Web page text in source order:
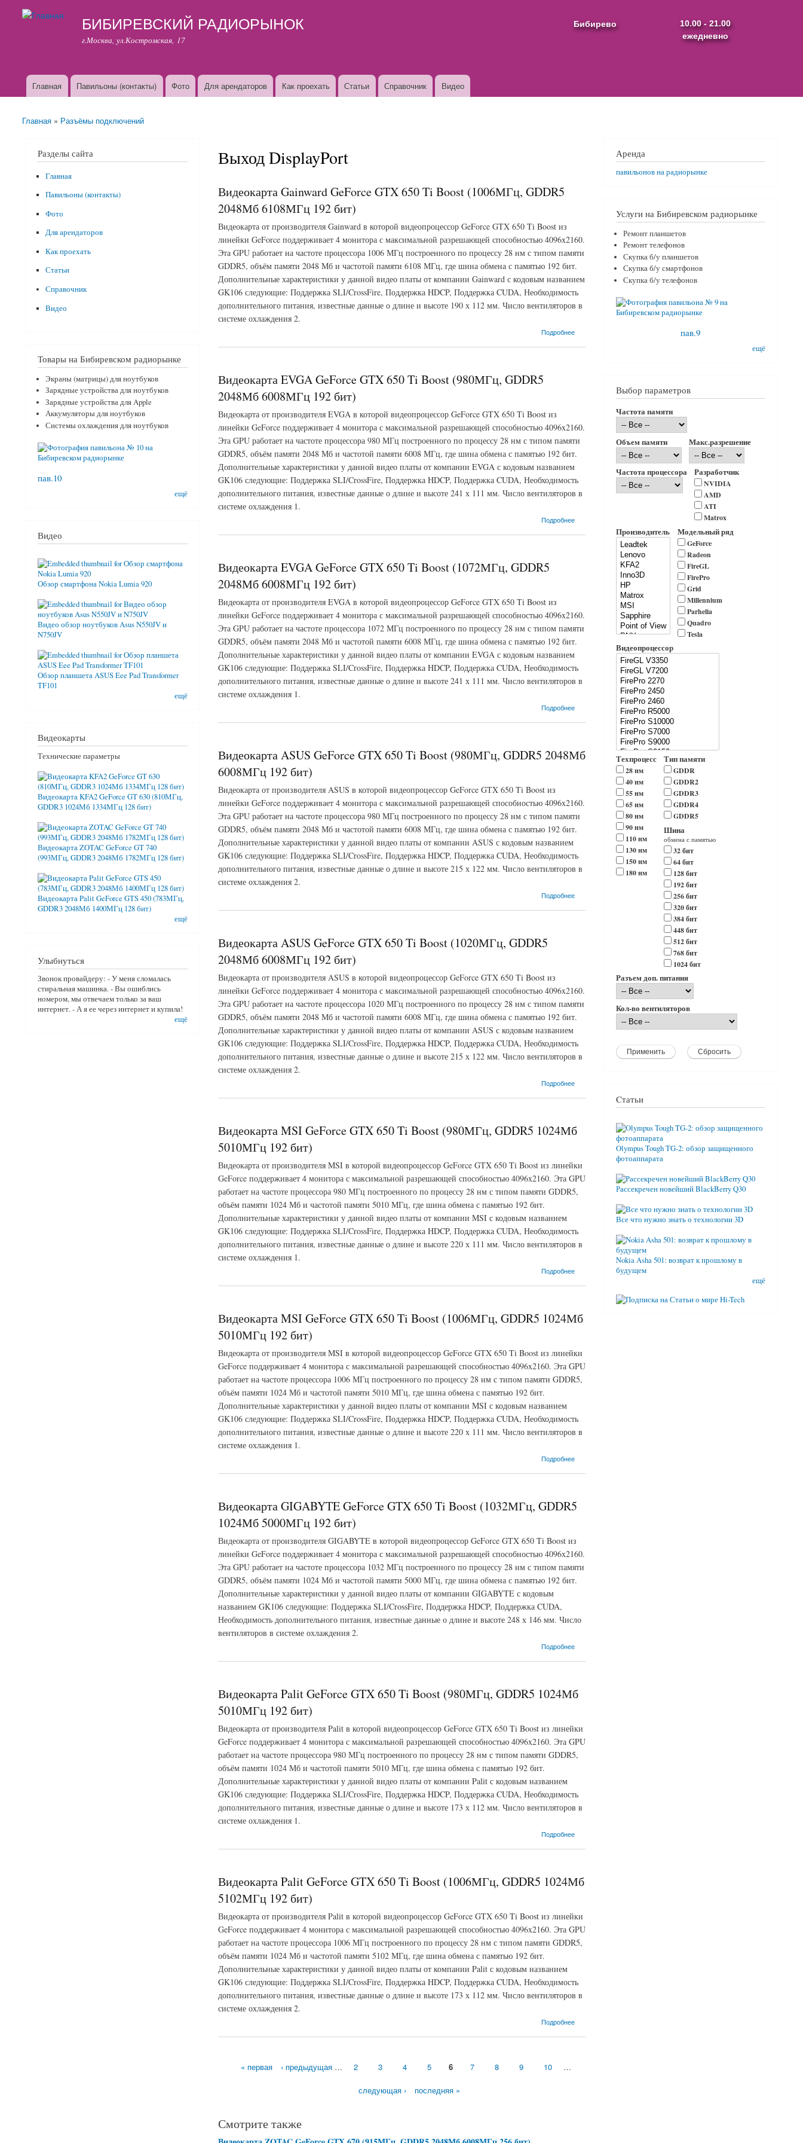
БИБИРЕВСКИЙ РАДИОРЫНОК
г.Москва, ул.Костромская, 17
Бибирево
10.00 - 21.00
ежедневно
Основные ссылки
Главная Павильоны (контакты) Фото Для арендаторов Как проехать Статьи Справочник Видео
Вы здесьГлавная » Разъёмы подключений
Выход DisplayPort
Видеокарта Gainward GeForce GTX 650 Ti Boost (1006МГц, GDDR5
2048Мб 6108МГц 192 бит)
Видеокарта от производителя Gainward в которой видеопроцессор GeForce GTX 650 Ti Boost из
линейки GeForce поддерживает 4 монитора с максимальной разрешающей способностью 4096x2160.
Эта GPU работает на частоте процессора 1006 МГц построенного по процессу 28 нм с типом памяти
GDDR5, объём памяти 2048 Мб и частотой памяти 6108 МГц, где шина обмена с памятью 192 бит.
Дополнительные характеристики у данной видео платы от компании Gainward с кодовым названием
GK106 следующие: Поддержка SLI/CrossFire, Поддержка HDCP, Поддержка CUDA, Необходимость
дополнительного питания, известные данные о длине и высоте 190 х 112 мм. Число вентиляторов в
системе охлаждения 2.
Подробнее
Видеокарта EVGA GeForce GTX 650 Ti Boost (980МГц, GDDR5
2048Мб 6008МГц 192 бит)
Видеокарта от производителя EVGA в которой видеопроцессор GeForce GTX 650 Ti Boost из
линейки GeForce поддерживает 4 монитора с максимальной разрешающей способностью 4096x2160.
Эта GPU работает на частоте процессора 980 МГц построенного по процессу 28 нм с типом памяти
GDDR5, объём памяти 2048 Мб и частотой памяти 6008 МГц, где шина обмена с памятью 192 бит.
Дополнительные характеристики у данной видео платы от компании EVGA с кодовым названием
GK106 следующие: Поддержка SLI/CrossFire, Поддержка HDCP, Поддержка CUDA, Необходимость
дополнительного питания, известные данные о длине и высоте 241 х 111 мм. Число вентиляторов в
системе охлаждения 1.
Подробнее
Видеокарта EVGA GeForce GTX 650 Ti Boost (1072МГц, GDDR5
2048Мб 6008МГц 192 бит)
Видеокарта от производителя EVGA в которой видеопроцессор GeForce GTX 650 Ti Boost из
линейки GeForce поддерживает 4 монитора с максимальной разрешающей способностью 4096x2160.
Эта GPU работает на частоте процессора 1072 МГц построенного по процессу 28 нм с типом памяти
GDDR5, объём памяти 2048 Мб и частотой памяти 6008 МГц, где шина обмена с памятью 192 бит.
Дополнительные характеристики у данной видео платы от компании EVGA с кодовым названием
GK106 следующие: Поддержка SLI/CrossFire, Поддержка HDCP, Поддержка CUDA, Необходимость
дополнительного питания, известные данные о длине и высоте 241 х 111 мм. Число вентиляторов в
системе охлаждения 1.
Подробнее
Видеокарта ASUS GeForce GTX 650 Ti Boost (980МГц, GDDR5 2048Мб
6008МГц 192 бит)
Видеокарта от производителя ASUS в которой видеопроцессор GeForce GTX 650 Ti Boost из
линейки GeForce поддерживает 4 монитора с максимальной разрешающей способностью 4096x2160.
Эта GPU работает на частоте процессора 980 МГц построенного по процессу 28 нм с типом памяти
GDDR5, объём памяти 2048 Мб и частотой памяти 6008 МГц, где шина обмена с памятью 192 бит.
Дополнительные характеристики у данной видео платы от компании ASUS с кодовым названием
GK106 следующие: Поддержка SLI/CrossFire, Поддержка HDCP, Поддержка CUDA, Необходимость
дополнительного питания, известные данные о длине и высоте 215 х 122 мм. Число вентиляторов в
системе охлаждения 2.
Подробнее
Видеокарта ASUS GeForce GTX 650 Ti Boost (1020МГц, GDDR5
2048Мб 6008МГц 192 бит)
Видеокарта от производителя ASUS в которой видеопроцессор GeForce GTX 650 Ti Boost из
линейки GeForce поддерживает 4 монитора с максимальной разрешающей способностью 4096x2160.
Эта GPU работает на частоте процессора 1020 МГц построенного по процессу 28 нм с типом памяти
GDDR5, объём памяти 2048 Мб и частотой памяти 6008 МГц, где шина обмена с памятью 192 бит.
Дополнительные характеристики у данной видео платы от компании ASUS с кодовым названием
GK106 следующие: Поддержка SLI/CrossFire, Поддержка HDCP, Поддержка CUDA, Необходимость
дополнительного питания, известные данные о длине и высоте 215 х 122 мм. Число вентиляторов в
системе охлаждения 2.
Подробнее
Видеокарта MSI GeForce GTX 650 Ti Boost (980МГц, GDDR5 1024Мб
5010МГц 192 бит)
Видеокарта от производителя MSI в которой видеопроцессор GeForce GTX 650 Ti Boost из линейки
GeForce поддерживает 4 монитора с максимальной разрешающей способностью 4096x2160. Эта GPU
работает на частоте процессора 980 МГц построенного по процессу 28 нм с типом памяти GDDR5,
объём памяти 1024 Мб и частотой памяти 5010 МГц, где шина обмена с памятью 192 бит.
Дополнительные характеристики у данной видео платы от компании MSI с кодовым названием
GK106 следующие: Поддержка SLI/CrossFire, Поддержка HDCP, Поддержка CUDA, Необходимость
дополнительного питания, известные данные о длине и высоте 220 х 111 мм. Число вентиляторов в
системе охлаждения 1.
Подробнее
Видеокарта MSI GeForce GTX 650 Ti Boost (1006МГц, GDDR5 1024Мб
5010МГц 192 бит)
Видеокарта от производителя MSI в которой видеопроцессор GeForce GTX 650 Ti Boost из линейки
GeForce поддерживает 4 монитора с максимальной разрешающей способностью 4096x2160. Эта GPU
работает на частоте процессора 1006 МГц построенного по процессу 28 нм с типом памяти GDDR5,
объём памяти 1024 Мб и частотой памяти 5010 МГц, где шина обмена с памятью 192 бит.
Дополнительные характеристики у данной видео платы от компании MSI с кодовым названием
GK106 следующие: Поддержка SLI/CrossFire, Поддержка HDCP, Поддержка CUDA, Необходимость
дополнительного питания, известные данные о длине и высоте 220 х 111 мм. Число вентиляторов в
системе охлаждения 1.
Подробнее
Видеокарта GIGABYTE GeForce GTX 650 Ti Boost (1032МГц, GDDR5
1024Мб 5000МГц 192 бит)
Видеокарта от производителя GIGABYTE в которой видеопроцессор GeForce GTX 650 Ti Boost из
линейки GeForce поддерживает 4 монитора с максимальной разрешающей способностью 4096x2160.
Эта GPU работает на частоте процессора 1032 МГц построенного по процессу 28 нм с типом памяти
GDDR5, объём памяти 1024 Мб и частотой памяти 5000 МГц, где шина обмена с памятью 192 бит.
Дополнительные характеристики у данной видео платы от компании GIGABYTE с кодовым
названием GK106 следующие: Поддержка SLI/CrossFire, Поддержка HDCP, Поддержка CUDA,
Необходимость дополнительного питания, известные данные о длине и высоте 248 х 146 мм. Число
вентиляторов в системе охлаждения 2.
Подробнее
Видеокарта Palit GeForce GTX 650 Ti Boost (980МГц, GDDR5 1024Мб
5010МГц 192 бит)
Видеокарта от производителя Palit в которой видеопроцессор GeForce GTX 650 Ti Boost из линейки
GeForce поддерживает 4 монитора с максимальной разрешающей способностью 4096x2160. Эта GPU
работает на частоте процессора 980 МГц построенного по процессу 28 нм с типом памяти GDDR5,
объём памяти 1024 Мб и частотой памяти 5010 МГц, где шина обмена с памятью 192 бит.
Дополнительные характеристики у данной видео платы от компании Palit с кодовым названием
GK106 следующие: Поддержка SLI/CrossFire, Поддержка HDCP, Поддержка CUDA, Необходимость
дополнительного питания, известные данные о длине и высоте 173 х 112 мм. Число вентиляторов в
системе охлаждения 1.
Подробнее
Видеокарта Palit GeForce GTX 650 Ti Boost (1006МГц, GDDR5 1024Мб
5102МГц 192 бит)
Видеокарта от производителя Palit в которой видеопроцессор GeForce GTX 650 Ti Boost из линейки
GeForce поддерживает 4 монитора с максимальной разрешающей способностью 4096x2160. Эта GPU
работает на частоте процессора 1006 МГц построенного по процессу 28 нм с типом памяти GDDR5,
объём памяти 1024 Мб и частотой памяти 5102 МГц, где шина обмена с памятью 192 бит.
Дополнительные характеристики у данной видео платы от компании Palit с кодовым названием
GK106 следующие: Поддержка SLI/CrossFire, Поддержка HDCP, Поддержка CUDA, Необходимость
дополнительного питания, известные данные о длине и высоте 173 х 112 мм. Число вентиляторов в
системе охлаждения 2.
Подробнее
Страницы
« первая ‹ предыдущая … 2 3 4 5 6 7 8 9 10 …
следующая › последняя »
Смотрите также
Разделы сайта
Главная
Павильоны (контакты)
Фото
Для арендаторов
Как проехать
Статьи
Справочник
Видео
Товары на Бибиревском радиорынке
Экраны (матрицы) для ноутбуков
Зарядные устройства для ноутбуков
Зарядные устройства для Apple
Аккумуляторы для ноутбуков
Системы охлаждения для ноутбуков
пав.10
ещё
Видео
Обзор смартфона Nokia Lumia 920
Видео обзор ноутбуков Asus N550JV и
N750JV
Обзор планшета ASUS Eee Pad Transformer
TF101
ещё
Видеокарты
Технические параметры
Видеокарта KFA2 GeForce GT 630 (810МГц,
GDDR3 1024Мб 1334МГц 128 бит)
Видеокарта ZOTAC GeForce GT 740
(993МГц, GDDR3 2048Мб 1782МГц 128 бит)
Видеокарта Palit GeForce GTS 450 (783МГц,
GDDR3 2048Мб 1400МГц 128 бит)
ещё
Улыбнуться
Звонок провайдеру: - У меня сломалась
стиральная машинка. - Вы ошиблись
номером, мы отвечаем только за ваш
интернет. - А я ее через интернет и купила!
ещё
Аренда
павильонов на радиорынке
Услуги на Бибиревском радиорынке
Ремонт планшетов
Ремонт телефонов
Скупка б/у планшетов
Скупка б/у смартфонов
Скупка б/у телефонов
пав.9
ещё
Выбор параметров
Частота памяти
Объем памяти Макс.разрешение
Частота процессора Разработчик
NVIDIA
AMD
ATI
Matrox
Производитель Модельный ряд
GeForce
Radeon
FireGL
FirePro
Grid
Millennium
Parhelia
Quadro
Tesla
Видеопроцессор
Техпроцесс
28 нм
40 нм
55 нм
65 нм
80 нм
90 нм
110 нм
130 нм
150 нм
180 нм
Тип памяти
GDDR
GDDR2
GDDR3
GDDR4
GDDR5
Шина
обмена с памятью
32 бит
64 бит
128 бит
192 бит
256 бит
320 бит
384 бит
448 бит
512 бит
768 бит
1024 бит
Разъем доп. питания
Кол-во вентиляторов
Cтатьи
Olympus Tough TG-2: обзор защищенного
фотоаппарата
Рассекречен новейший BlackBerry Q30
Все что нужно знать о технологии 3D
Nokia Asha 501: возврат к прошлому в
будущем
ещё